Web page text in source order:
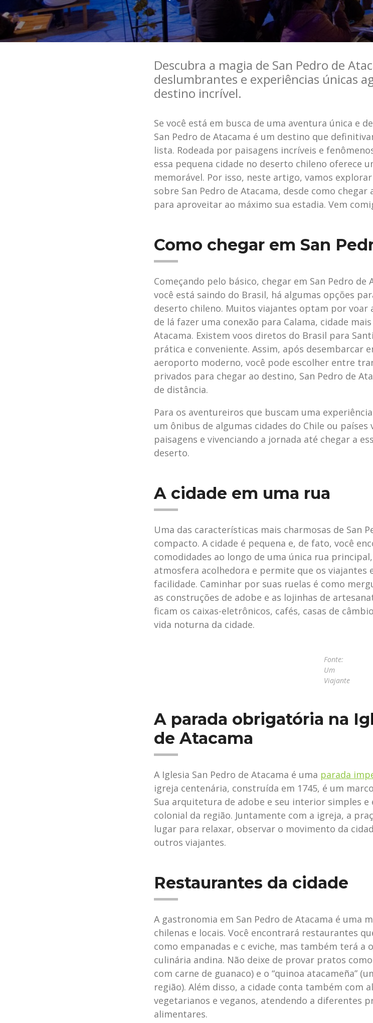
Descubra a magia de San Pedro de
deslumbrantes e experiências únicas
destino incrível.
Se você está em busca de uma aventura única e
San Pedro de Atacama é um destino que
lista. Rodeada por paisagens incríveis e
essa pequena cidade no deserto chileno oferece
memorável. Por isso, neste artigo, vamos
sobre San Pedro de Atacama, desde como
para aproveitar ao máximo sua estadia. Vem
Como chegar em San
Começando pelo básico, chegar em San Pedro de
você está saindo do Brasil, há algumas opções
deserto chileno. Muitos viajantes optam por voar
de lá fazer uma conexão para Calama, cidade
Atacama. Existem voos diretos do Brasil para
prática e conveniente. Assim, após desembarcar
aeroporto moderno, você pode escolher entre
privados para chegar ao destino, San Pedro de
de distância.
Para os aventureiros que buscam uma
um ônibus de algumas cidades do Chile ou
paisagens e vivenciando a jornada até chegar a
deserto.
A cidade em uma rua
Uma das características mais charmosas de San
compacto. A cidade é pequena e, de fato, você
comodidades ao longo de uma única rua
atmosfera acolhedora e permite que os viajantes
facilidade. Caminhar por suas ruelas é como
as construções de adobe e as lojinhas de
ficam os caixas-eletrônicos, cafés, casas de
vida noturna da cidade.
Fonte:
Um
Viajante
A parada obrigatória na
de Atacama
A Iglesia San Pedro de Atacama é uma parada
igreja centenária, construída em 1745, é um
Sua arquitetura de adobe e seu interior simples
colonial da região. Juntamente com a igreja, a
lugar para relaxar, observar o movimento da
outros viajantes.
Restaurantes da cidade
A gastronomia em San Pedro de Atacama é uma
chilenas e locais. Você encontrará restaurantes
como empanadas e c eviche, mas também terá
culinária andina. Não deixe de provar pratos
com carne de guanaco) e o “quinoa atacameña”
região). Além disso, a cidade conta também com
vegetarianos e veganos, atendendo a diferentes
alimentares.